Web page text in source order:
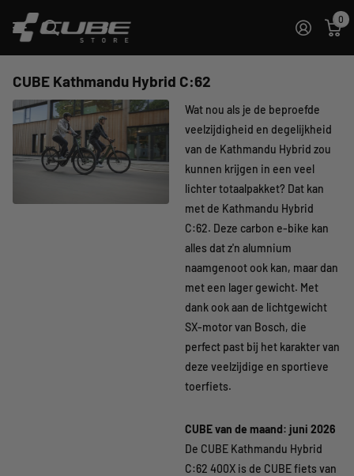
0
CUBE Kathmandu Hybrid C:62
Wat nou als je de beproefde
veelzijdigheid en degelijkheid
van de Kathmandu Hybrid zou
kunnen krijgen in een veel
lichter totaalpakket? Dat kan
met de Kathmandu Hybrid
C:62. Deze carbon e-bike kan
alles dat z'n alumnium
naamgenoot ook kan, maar dan
met een lager gewicht. Met
dank ook aan de lichtgewicht
SX-motor van Bosch, die
perfect past bij het karakter van
deze veelzijdige en sportieve
toerfiets.
CUBE van de maand: juni 2026
De CUBE Kathmandu Hybrid
C:62 400X is de CUBE fiets van